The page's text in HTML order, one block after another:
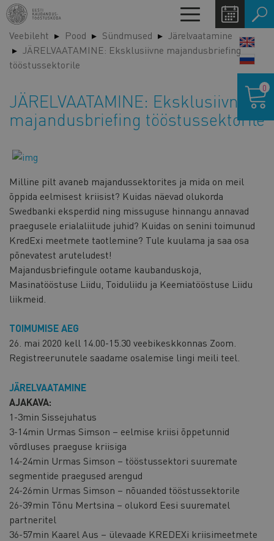
Liigu
edasi
põhisisu
juurde
Toggle
navigation
Veebileht Pood Sündmused
Järelvaatamine
JÄRELVAATAMINE: Eksklusiivne majandusbriefing
tööstussektorile
JÄRELVAATAMINE: Eksklusiivne
majandusbriefing tööstussektorile
Milline pilt avaneb majandussektorites ja mida on meil
õppida eelmisest kriisist? Kuidas näevad olukorda
Swedbanki eksperdid ning missuguse hinnangu annavad
praegusele erialaliitude juhid? Kuidas on senini toimunud
KredExi meetmete taotlemine? Tule kuulama ja saa osa
põnevatest aruteludest!
Majandusbriefingule ootame kaubanduskoja,
Masinatööstuse Liidu, Toiduliidu ja Keemiatööstuse Liidu
liikmeid.
TOIMUMISE AEG
26. mai 2020 kell 14.00-15.30 veebikeskkonnas Zoom.
Registreerunutele saadame osalemise lingi meili teel.
JÄRELVAATAMINE
AJAKAVA:
1-3min Sissejuhatus
3-14min Urmas Simson – eelmise kriisi õppetunnid
võrdluses praeguse kriisiga
14-24min Urmas Simson – tööstussektori suuremate
segmentide praegused arengud
24-26min Urmas Simson – nõuanded tööstussektorile
26-39min Tõnu Mertsina – olukord Eesi suurematel
partneritel
36-57min Kaarel Aus – ülevaade KREDEXi kriisimeetmete
0